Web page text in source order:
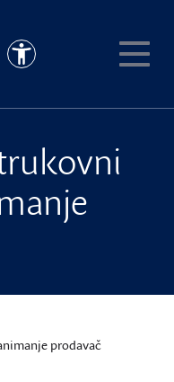
Pristupačnost
prodavač